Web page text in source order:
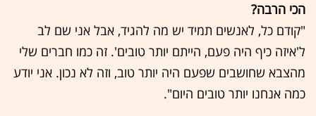
הכי הרבה?
"קודם כל, לאנשים תמיד יש מה להגיד, אבל אני שם לב
ל'איזה כיף היה פעם, הייתם יותר טובים'. זה כמו חברים שלי
מהצבא שחושבים שפעם היה יותר טוב, וזה לא נכון. אני יודע
כמה אנחנו יותר טובים היום".